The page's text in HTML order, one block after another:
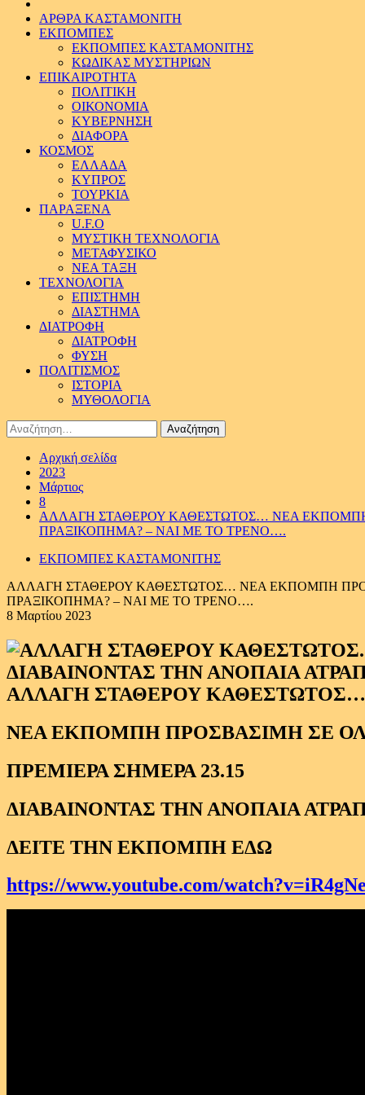
ΑΡΘΡΑ ΚΑΣΤΑΜΟΝΙΤΗ
ΕΚΠΟΜΠΕΣ
ΕΚΠΟΜΠΕΣ ΚΑΣΤΑΜΟΝΙΤΗΣ
ΚΩΔΙΚΑΣ ΜΥΣΤΗΡΙΩΝ
ΕΠΙΚΑΙΡΟΤΗΤΑ
ΠΟΛΙΤΙΚΗ
ΟΙΚΟΝΟΜΙΑ
ΚΥΒΕΡΝΗΣΗ
ΔΙΑΦΟΡΑ
ΚΟΣΜΟΣ
ΕΛΛΑΔΑ
ΚΥΠΡΟΣ
ΤΟΥΡΚΙΑ
ΠΑΡΑΞΕΝΑ
U.F.O
ΜΥΣΤΙΚΗ ΤΕΧΝΟΛΟΓΙΑ
ΜΕΤΑΦΥΣΙΚΟ
ΝΕΑ ΤΑΞΗ
ΤΕΧΝΟΛΟΓΙΑ
ΕΠΙΣΤΗΜΗ
ΔΙΑΣΤΗΜΑ
ΔΙΑΤΡΟΦΗ
ΔΙΑΤΡΟΦΗ
ΦΥΣΗ
ΠΟΛΙΤΙΣΜΟΣ
ΙΣΤΟΡΙΑ
ΜΥΘΟΛΟΓΙΑ
Αναζήτηση
για:
Αρχική σελίδα
2023
Μάρτιος
8
ΑΛΛΑΓΗ ΣΤΑΘΕΡΟΥ ΚΑΘΕΣΤΩΤΟΣ… ΝΕΑ ΕΚΠΟΜΠΗ
ΠΡΑΞΙΚΟΠΗΜΑ? – ΝΑΙ ΜΕ ΤΟ ΤΡΕΝΟ….
ΕΚΠΟΜΠΕΣ ΚΑΣΤΑΜΟΝΙΤΗΣ
ΑΛΛΑΓΗ ΣΤΑΘΕΡΟΥ ΚΑΘΕΣΤΩΤΟΣ… ΝΕΑ ΕΚΠΟΜΠΗ
ΠΡΑΞΙΚΟΠΗΜΑ? – ΝΑΙ ΜΕ ΤΟ ΤΡΕΝΟ….
8 Μαρτίου 2023
ΑΛΛΑΓΗ ΣΤΑΘΕΡΟΥ ΚΑΘΕΣΤΩΤΟΣ…
ΝΕΑ ΕΚΠΟΜΠΗ ΠΡΟΣΒΑΣΙΜΗ ΣΕ
ΠΡΕΜΙΕΡΑ ΣΗΜΕΡΑ 23.15
ΔΙΑΒΑΙΝΟΝΤΑΣ ΤΗΝ ΑΝΟΠΑΙΑ
ΔΕΙΤΕ ΤΗΝ ΕΚΠΟΜΠΗ ΕΔΩ
https://www.youtube.com/